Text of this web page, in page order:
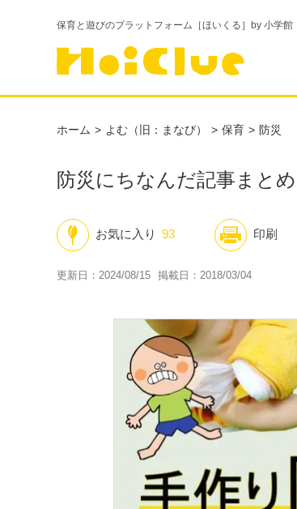
保育と遊びのプラットフォーム［ほいくる］by 小学館
ホーム よむ（旧：まなび） 保育 防災
防災にちなんだ記事まと
お気に入り 93 印刷
更新日：2024/08/15 掲載日：2018/03/04